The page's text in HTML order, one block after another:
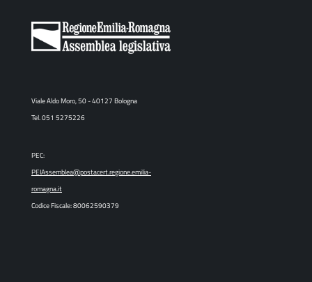
Viale Aldo Moro, 50 - 40127 Bologna
Tel. 051 5275226
PEC:
PEIAssemblea@postacert.regione.emilia-
romagna.it
Codice Fiscale: 80062590379